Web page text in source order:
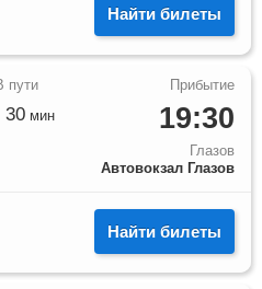
Найти билеты
19:30
Глазов
Автовокзал Глазов
30 мин
Найти билеты